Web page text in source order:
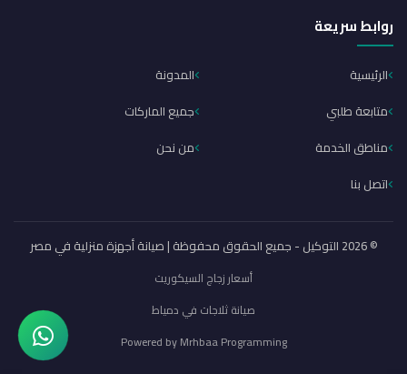
روابط سريعة
الرئيسية
المدونة
متابعة طلبي
جميع الماركات
مناطق الخدمة
من نحن
اتصل بنا
© 2026 التوكيل - جميع الحقوق محفوظة | صيانة أجهزة منزلية في مصر
أسعار زجاج السيكوريت
صيانة ثلاجات في دمياط
Powered byMrhbaa Programming